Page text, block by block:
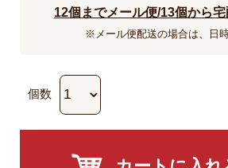
12個までメール便/13個から
※メール便配送の場合は、日
個数